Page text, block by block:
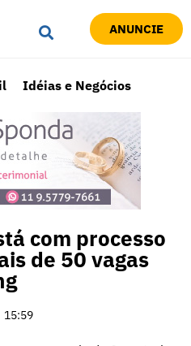
ANUNCIE
Idéias e Negócios
com processo
de 50 vagas
15:59